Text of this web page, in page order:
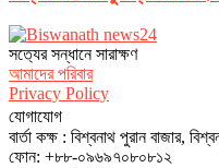
সত‌্যের সন্ধানে সারাক্ষণ
আমাদের পরিবার
Privacy Policy
যোগাযোগ
বার্তা কক্ষ : বিশ্বনাথ পুরান বাজার,
ফোন: +৮৮-০৯৬৯৭০৮০৮১২